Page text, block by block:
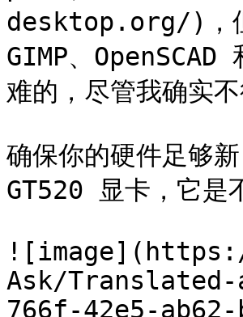
desktop.org/)，
GIMP、
难的，尽管我确实
确保你的硬件足够
GT520 显卡，它是
Ask/
766f-42e5-